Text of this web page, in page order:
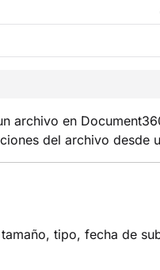
archivo en
del archivo desde
tipo, fecha de